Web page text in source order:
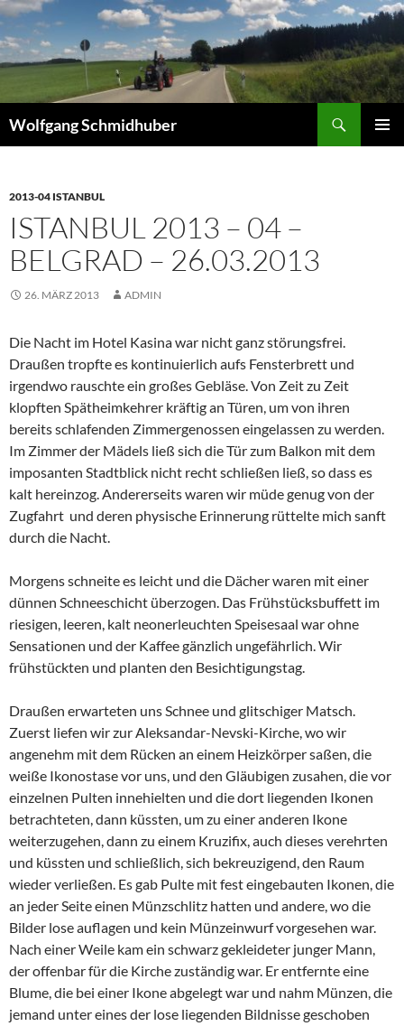
Zum
Inhalt
springen
Wolfgang Schmidhuber
2013-04 ISTANBUL
ISTANBUL 2013 – 04 –
BELGRAD – 26.03.2013
26. MÄRZ 2013 ADMIN
Die Nacht im Hotel Kasina war nicht ganz störungsfrei.
Draußen tropfte es kontinuierlich aufs Fensterbrett und
irgendwo rauschte ein großes Gebläse. Von Zeit zu Zeit
klopften Spätheimkehrer kräftig an Türen, um von ihren
bereits schlafenden Zimmergenossen eingelassen zu werden.
Im Zimmer der Mädels ließ sich die Tür zum Balkon mit dem
imposanten Stadtblick nicht recht schließen ließ, so dass es
kalt hereinzog. Andererseits waren wir müde genug von der
Zugfahrt und deren physische Erinnerung rüttelte mich sanft
durch die Nacht.
Morgens schneite es leicht und die Dächer waren mit einer
dünnen Schneeschicht überzogen. Das Frühstücksbuffett im
riesigen, leeren, kalt neonerleuchten Speisesaal war ohne
Sensationen und der Kaffee gänzlich ungefährlich. Wir
frühstückten und planten den Besichtigungstag.
Draußen erwarteten uns Schnee und glitschiger Matsch.
Zuerst liefen wir zur Aleksandar-Nevski-Kirche, wo wir
angenehm mit dem Rücken an einem Heizkörper saßen, die
weiße Ikonostase vor uns, und den Gläubigen zusahen, die vor
einzelnen Pulten innehielten und die dort liegenden Ikonen
betrachteten, dann küssten, um zu einer anderen Ikone
weiterzugehen, dann zu einem Kruzifix, auch dieses verehrten
und küssten und schließlich, sich bekreuzigend, den Raum
wieder verließen. Es gab Pulte mit fest eingebauten Ikonen, die
an jeder Seite einen Münzschlitz hatten und andere, wo die
Bilder lose auflagen und kein Münzeinwurf vorgesehen war.
Nach einer Weile kam ein schwarz gekleideter junger Mann,
der offenbar für die Kirche zuständig war. Er entfernte eine
Blume, die bei einer Ikone abgelegt war und nahm Münzen, die
jemand unter eines der lose liegenden Bildnisse geschoben